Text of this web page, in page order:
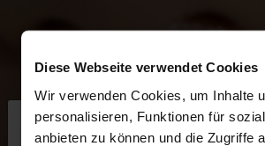
Diese Webseite verwendet Cookies
Wir verwenden Cookies, um Inhalte
personalisieren, Funktionen für
anbieten zu können und die Zugriffe
hallo